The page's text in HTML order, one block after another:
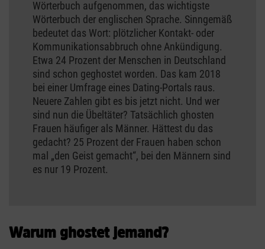
Wörterbuch aufgenommen, das wichtigste
Wörterbuch der englischen Sprache. Sinngemäß
bedeutet das Wort: plötzlicher Kontakt- oder
Kommunikationsabbruch ohne Ankündigung.
Etwa 24 Prozent der Menschen in Deutschland
sind schon geghostet worden. Das kam 2018
bei einer Umfrage eines Dating-Portals raus.
Neuere Zahlen gibt es bis jetzt nicht. Und wer
sind nun die Übeltäter? Tatsächlich ghosten
Frauen häufiger als Männer. Hättest du das
gedacht? 25 Prozent der Frauen haben schon
mal „den Geist gemacht“, bei den Männern sind
es nur 19 Prozent.
Warum ghostet jemand?